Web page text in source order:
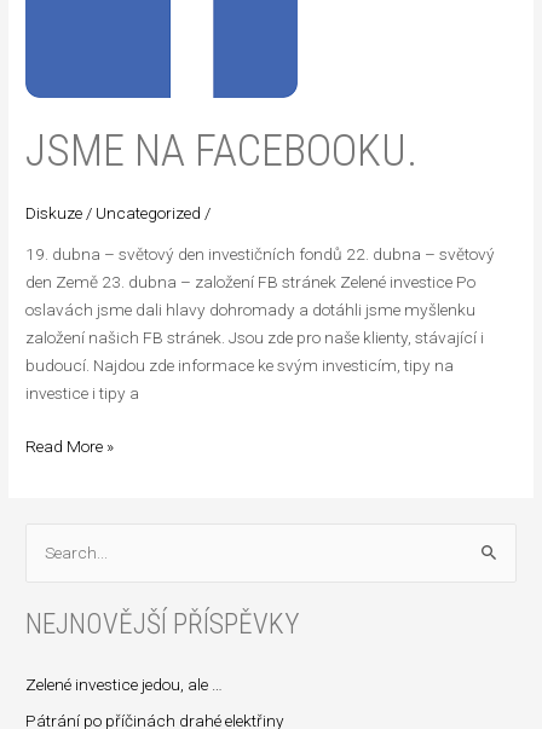
JSME NA FACEBOOKU.
Diskuze / Uncategorized /
19. dubna – světový den investičních fondů 22. dubna – světový
den Země 23. dubna – založení FB stránek Zelené investice Po
oslavách jsme dali hlavy dohromady a dotáhli jsme myšlenku
založení našich FB stránek. Jsou zde pro naše klienty, stávající i
budoucí. Najdou zde informace ke svým investicím, tipy na
investice i tipy a
Read More »
h
e
d
NEJNOVĚJŠÍ PŘÍSPĚVKY
Zelené investice jedou, ale …
Pátrání po příčinách drahé elektřiny